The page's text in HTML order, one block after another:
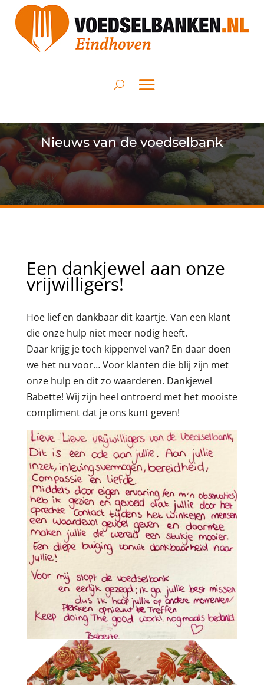
Nieuws van de voedselbank
Een dankjewel aan onze
vrijwilligers!
Hoe lief en dankbaar dit kaartje. Van een klant
die onze hulp niet meer nodig heeft.
Daar krijg je toch kippenvel van? En daar doen
we het nu voor… Voor klanten die blij zijn met
onze hulp en dit zo waarderen. Dankjewel
Babette! Wij zijn heel ontroerd met het mooiste
compliment dat je ons kunt geven!